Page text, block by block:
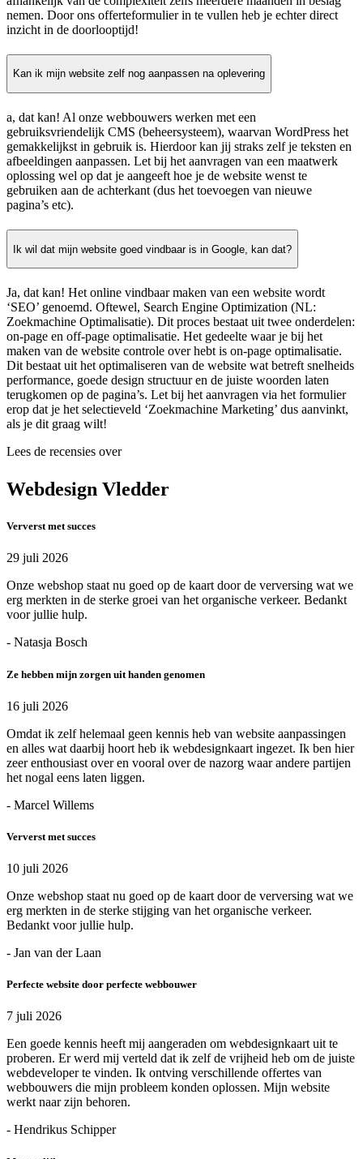
nemen. Door ons offerteformulier in te vullen heb je echter direct
inzicht in de doorlooptijd!
Kan ik mijn website zelf nog aanpassen na oplevering
a, dat kan! Al onze webbouwers werken met een
gebruiksvriendelijk CMS (beheersysteem), waarvan WordPress het
gemakkelijkst in gebruik is. Hierdoor kan jij straks zelf je teksten en
afbeeldingen aanpassen. Let bij het aanvragen van een maatwerk
oplossing wel op dat je aangeeft hoe je de website wenst te
gebruiken aan de achterkant (dus het toevoegen van nieuwe
pagina’s etc).
Ik wil dat mijn website goed vindbaar is in Google, kan dat?
Ja, dat kan! Het online vindbaar maken van een website wordt
‘SEO’ genoemd. Oftewel, Search Engine Optimization (NL:
Zoekmachine Optimalisatie). Dit proces bestaat uit twee onderdelen:
on-page en off-page optimalisatie. Het gedeelte waar je bij het
maken van de website controle over hebt is on-page optimalisatie.
Dit bestaat uit het optimaliseren van de website wat betreft snelheids
performance, goede design structuur en de juiste woorden laten
terugkomen op de pagina’s. Let bij het aanvragen via het formulier
erop dat je het selectieveld ‘Zoekmachine Marketing’ dus aanvinkt,
als je dit graag wilt!
Lees de recensies over
Webdesign Vledder
Ververst met succes
29 juli 2026
Onze webshop staat nu goed op de kaart door de verversing wat we
erg merkten in de sterke groei van het organische verkeer. Bedankt
voor jullie hulp.
- Natasja Bosch
Ze hebben mijn zorgen uit handen genomen
16 juli 2026
Omdat ik zelf helemaal geen kennis heb van website aanpassingen
en alles wat daarbij hoort heb ik webdesignkaart ingezet. Ik ben hier
zeer enthousiast over en vooral over de nazorg waar andere partijen
het nogal eens laten liggen.
- Marcel Willems
Ververst met succes
10 juli 2026
Onze webshop staat nu goed op de kaart door de verversing wat we
erg merkten in de sterke stijging van het organische verkeer.
Bedankt voor jullie hulp.
- Jan van der Laan
Perfecte website door perfecte webbouwer
7 juli 2026
Een goede kennis heeft mij aangeraden om webdesignkaart uit te
proberen. Er werd mij verteld dat ik zelf de vrijheid heb om de juiste
webdeveloper te vinden. Ik ontving verschillende offertes van
webbouwers die mijn probleem konden oplossen. Mijn website
werkt naar zijn behoren.
- Hendrikus Schipper